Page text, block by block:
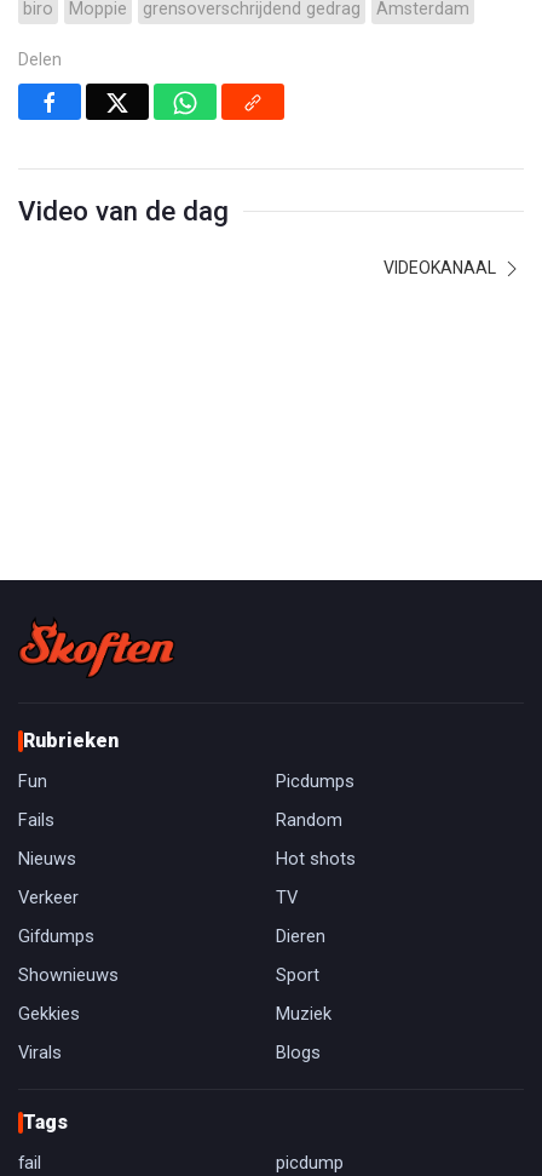
biro Moppie grensoverschrijdend gedrag Amsterdam
Delen
Video van de dag
VIDEOKANAAL
Rubrieken
Fun
Picdumps
Fails
Random
Nieuws
Hot shots
Verkeer
TV
Gifdumps
Dieren
Shownieuws
Sport
Gekkies
Muziek
Virals
Blogs
Tags
fail
picdump